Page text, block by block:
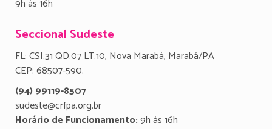
9h às 16h
Seccional Sudeste
FL: CSI.31 QD.07 LT.10, Nova Marabá, Marabá/PA
CEP: 68507-590.
(94) 99119-8507
sudeste@crfpa.org.br
Horário de Funcionamento:9h às 16h